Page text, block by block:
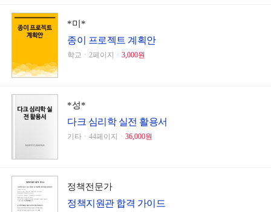
*미*
종이 프로젝트 계획안
학교ㆍ2페이지ㆍ 3,000원
*성*
다크 심리학 실전 활용서
기타ㆍ44페이지ㆍ 36,000원
정책전문가
정책지원관 합격 가이드